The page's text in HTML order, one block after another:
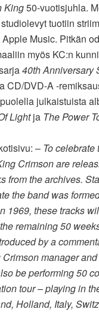
King50-vuotisjuhla.
tuotiin
Music. Pitkän
myös KC:n
40th Anniversary
CD/DVD-A -
julkaistuista
Lightja The Power
– To celebrate
Crimson are
from the archives.
the band was
1969, these tracks
remaining 50
by a
manager
be performing 50
tour – playing in
Holland, Italy,